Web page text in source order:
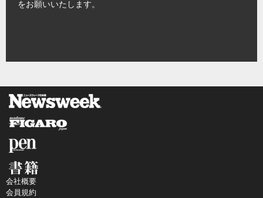
をお願いいたします。
会社概要
会員規約